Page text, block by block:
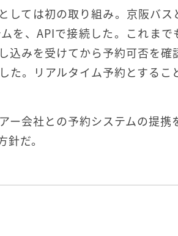
しては初の取り組み。京阪バス
を、APIで接続した。これまで
込みを受けてから予約可否を
た。リアルタイム予約とする
ー会社との予約システムの提
だ。